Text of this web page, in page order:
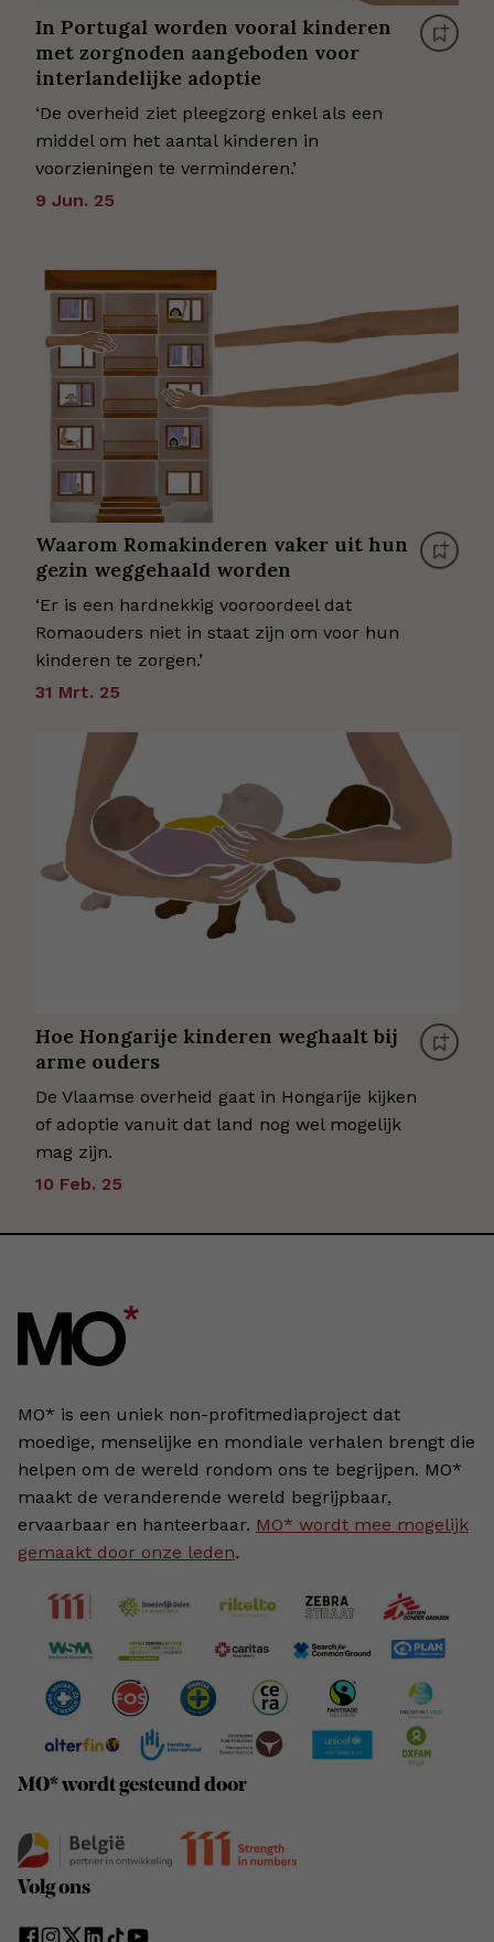
In Portugal worden vooral kinderen
met zorgnoden aangeboden voor
interlandelijke adoptie
‘De overheid ziet pleegzorg enkel als een
middel om het aantal kinderen in
voorzieningen te verminderen.’
9 Jun. 25
Waarom Romakinderen vaker uit hun
gezin weggehaald worden
‘Er is een hardnekkig vooroordeel dat
Romaouders niet in staat zijn om voor hun
kinderen te zorgen.’
31 Mrt. 25
Hoe Hongarije kinderen weghaalt bij
arme ouders
De Vlaamse overheid gaat in Hongarije kijken
of adoptie vanuit dat land nog wel mogelijk
mag zijn.
10 Feb. 25
MO* is een uniek non-profitmediaproject dat
moedige, menselijke en mondiale verhalen brengt die
helpen om de wereld rondom ons te begrijpen. MO*
maakt de veranderende wereld begrijpbaar,
ervaarbaar en hanteerbaar. MO* wordt mee mogelijk
gemaakt door onze leden.
MO* wordt gesteund door
Volg ons